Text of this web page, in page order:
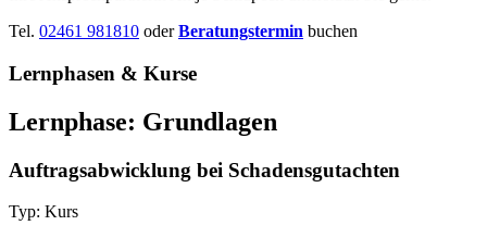
Tel. 02461 981810 oderBeratungstermin buchen
Lernphasen & Kurse
Lernphase: Grundlagen
Auftragsabwicklung bei Schadensgutachten
Typ: Kurs